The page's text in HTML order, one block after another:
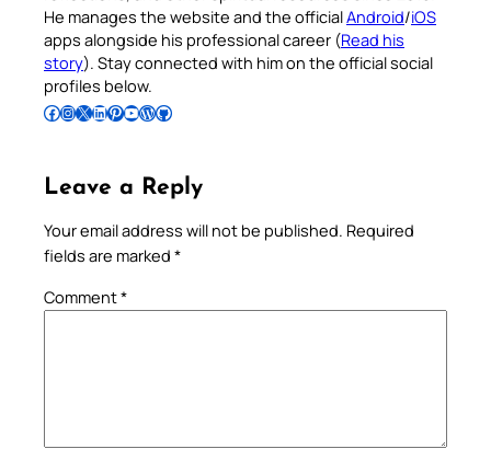
He manages the website and the officialAndroid/iOS
apps alongside his professional career (Read his
story). Stay connected with him on the official social
profiles below.
Follow Pradeep on Facebook Follow Pradeep on InstagramFollow Pradeep on X Follow Pradeep on LinkedIn Follow Pradeep on Pinterest Subscribe to Pradeep’s Youtube Channel Follow Pradeep on WordPress Follow Pradeep on GitHub
Leave a Reply
Your email address will not be published. Required
fields are marked *
Comment*